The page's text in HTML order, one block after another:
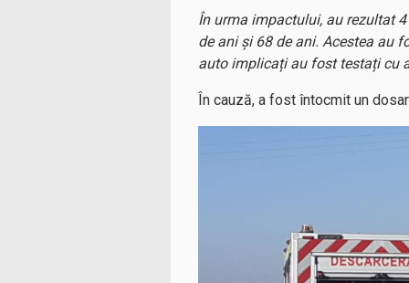
În urma impactului, au rezultat
de ani și 68 de ani. Acestea au
auto implicați au fost testați cu
În cauză, a fost întocmit un